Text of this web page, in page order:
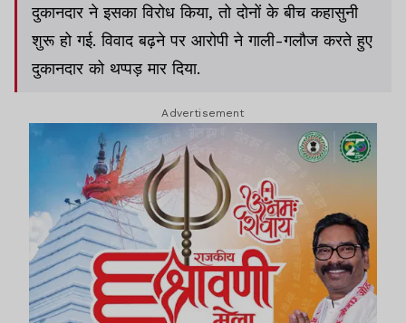
दुकानदार ने इसका विरोध किया, तो दोनों के बीच कहासुनी
शुरू हो गई. विवाद बढ़ने पर आरोपी ने गाली-गलौज करते हुए
दुकानदार को थप्पड़ मार दिया.
Advertisement